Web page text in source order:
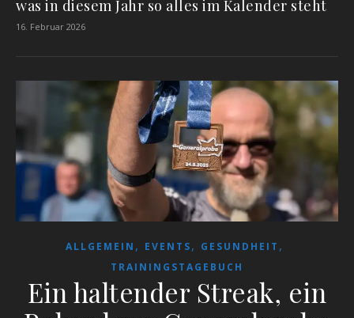
was in diesem Jahr so alles im Kalender steht
16. Februar 2026
ALLGEMEIN , EVENTS, GESUNDHEIT ,
TRAININGSTAGEBUCH
Ein haltender Streak, ein